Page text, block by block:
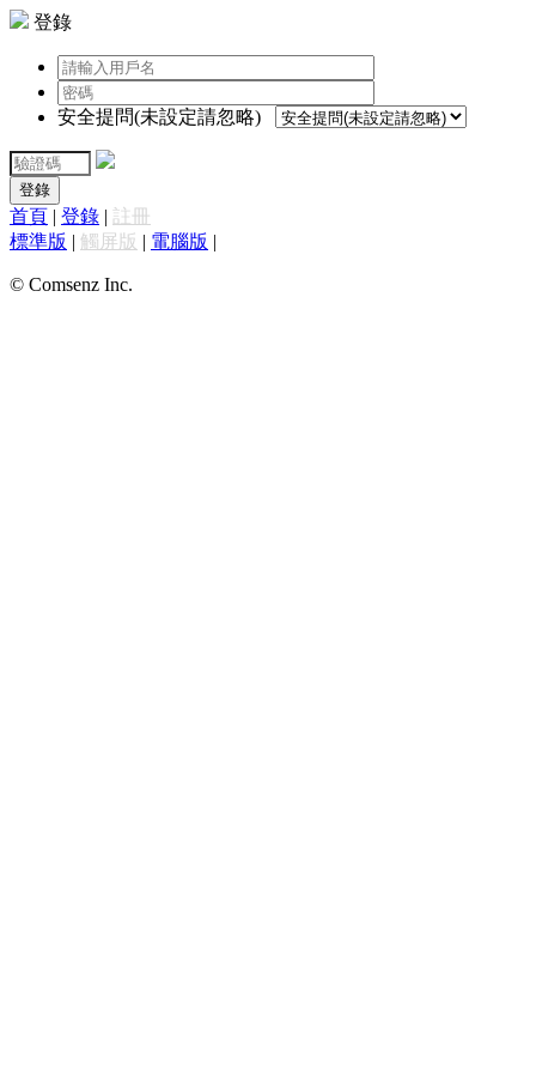
登錄
安全提問(未設定請忽略)
登錄
首頁 | 登錄 | 註冊
標準版 | 觸屏版 | 電腦版 |
© Comsenz Inc.